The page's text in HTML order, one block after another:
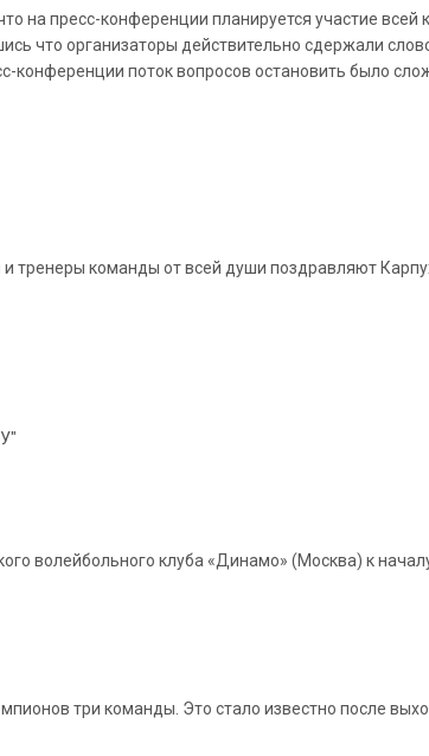
на пресс-конференции планируется участие
что организаторы действительно сдержали
конференции поток вопросов остановить было
и тренеры команды от всей души поздравляют
волейбольного клуба «Динамо» (Москва) к
три команды. Это стало известно после